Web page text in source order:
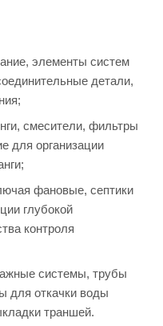
элементы систем
детали,
смесители, фильтры
для организации
фановые, септики
глубокой
контроля
системы, трубы
для откачки воды
траншей.